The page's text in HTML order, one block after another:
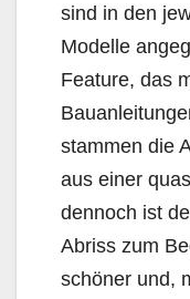
sind in den
Modelle
Feature, das
stammen die
aus einer
dennoch ist
Abriss zum
schöner und,